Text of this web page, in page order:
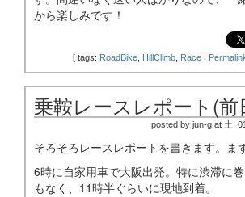
から楽しみです！
[ tags: RoadBike HillClimb Race
乗鞍レースレポート(前
posted by jun-g at 土,
そろそろレースレポートを書きます。ま
6時に自家用車で大阪出発。特に渋滞に
もなく、11時半ぐらいに現地到着。